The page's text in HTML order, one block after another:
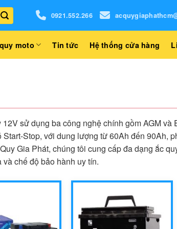
0921.552.266
moto Tin tức Hệ thống cửa hàng
sử dụng ba công nghệ chính gồm AGM và
Stop, với dung lượng từ 60Ah đến 90Ah,
Gia Phát, chúng tôi cung cấp đa dạng ắc
chế độ bảo hành uy tín.